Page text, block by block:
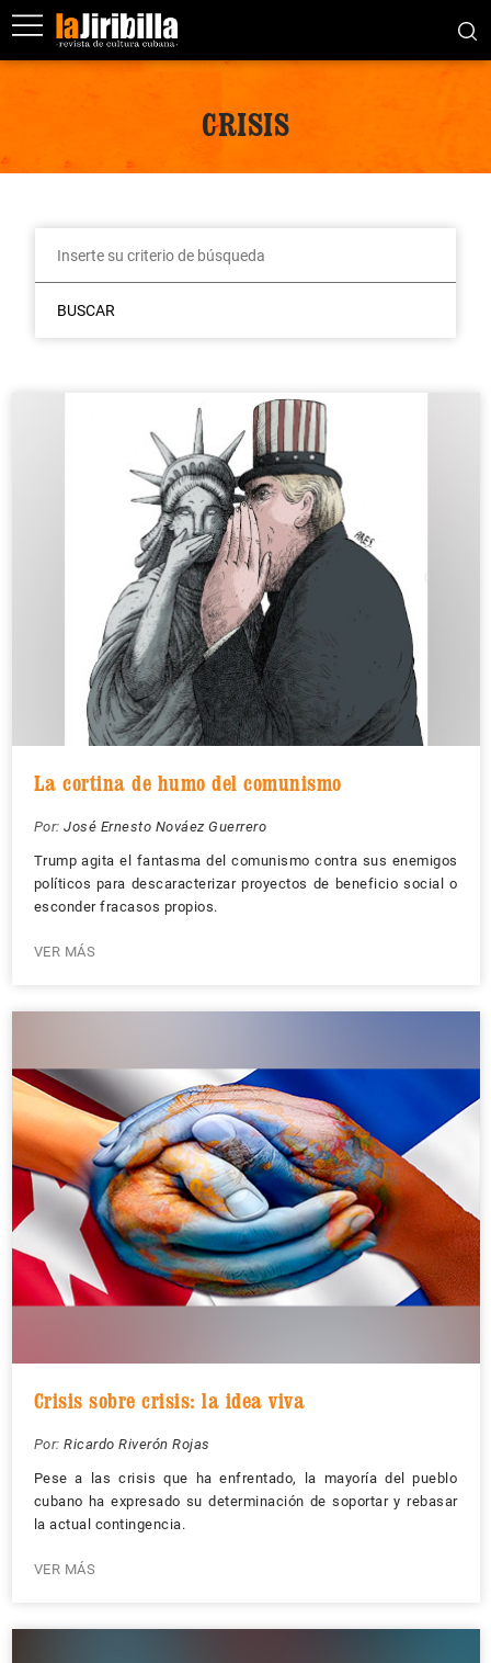
CRISIS
BUSCAR
La cortina de humo del comunismo
Por: José Ernesto Nováez Guerrero
Trump agita el fantasma del comunismo contra sus enemigos
políticos para descaracterizar proyectos de beneficio social o
esconder fracasos propios.
VER MÁS
Crisis sobre crisis: la idea viva
Por: Ricardo Riverón Rojas
Pese a las crisis que ha enfrentado, la mayoría del pueblo
cubano ha expresado su determinación de soportar y rebasar
la actual contingencia.
VER MÁS